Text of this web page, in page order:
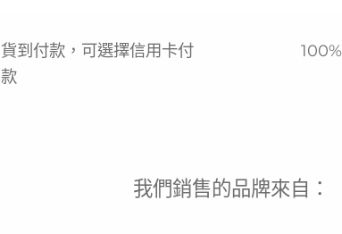
貨到付款，可選擇信用卡付
款
我們銷售的品牌來自：